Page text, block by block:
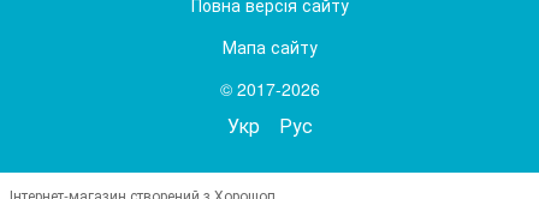
Мапа сайту
© 2017-2026
Укр Рус
Інтернет-магазин створений з Хорошоп